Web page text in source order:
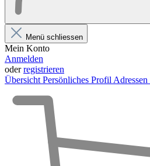
Menü schliessen
Mein Konto
Anmelden
oderregistrieren
Übersicht Persönliches Profil Adressen